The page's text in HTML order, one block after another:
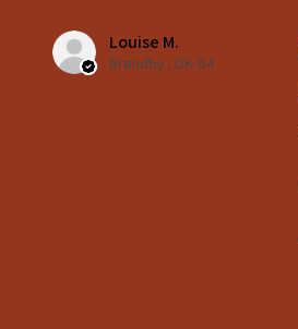
Louise M.
Brøndby , DK-84